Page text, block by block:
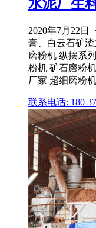
水泥厂生
2020年7月22
膏、白云石矿
磨粉机 纵摆系
粉机 矿石磨粉
厂家 超细磨粉
联系电话: 180